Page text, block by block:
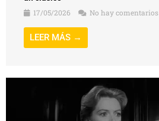
17/05/2026
No hay comentarios
LEER MÁS →